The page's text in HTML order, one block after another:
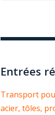
Entrées
Transport
acier, tôles,